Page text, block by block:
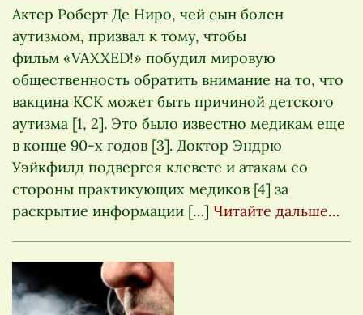
Актер Роберт Де Ниро, чей сын болен
аутизмом, призвал к тому, чтобы
фильм «VAXXED!» побудил мировую
общественность обратить внимание на то, что
вакцина КСК может быть причиной детского
аутизма [1, 2]. Это было известно медикам еще
в конце 90-х годов [3]. Доктор Эндрю
Уэйкфилд подвергся клевете и атакам со
стороны практикующих медиков [4] за
раскрытие информации […] Читайте дальше…